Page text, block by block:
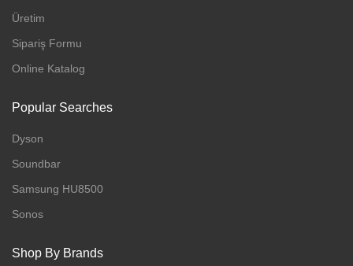
Üretim
Sipariş Formu
Online Katalog
Popular Searches
Dyson
Soundbar
Samsung HU8500
Sonos
Shop By Brands